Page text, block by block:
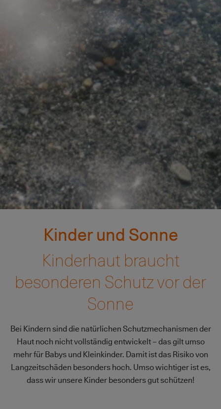
Kinder und Sonne
Kinderhaut braucht
besonderen Schutz vor der
Sonne
Bei Kindern sind die natürlichen Schutzmechanismen der
Haut noch nicht vollständig entwickelt – das gilt umso
mehr für Babys und Kleinkinder. Damit ist das Risiko von
Langzeitschäden besonders hoch. Umso wichtiger ist es,
dass wir unsere Kinder besonders gut schützen!